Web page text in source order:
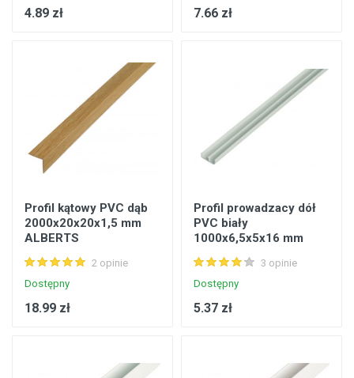
4.89 zł 7.66 zł
Profil kątowy PVC dąb
2000x20x20x1,5 mm
ALBERTS
2 opinie
Dostępny
18.99 zł
Profil prowadzacy dół
PVC biały
1000x6,5x5x16 mm
3 opinie
Dostępny
5.37 zł